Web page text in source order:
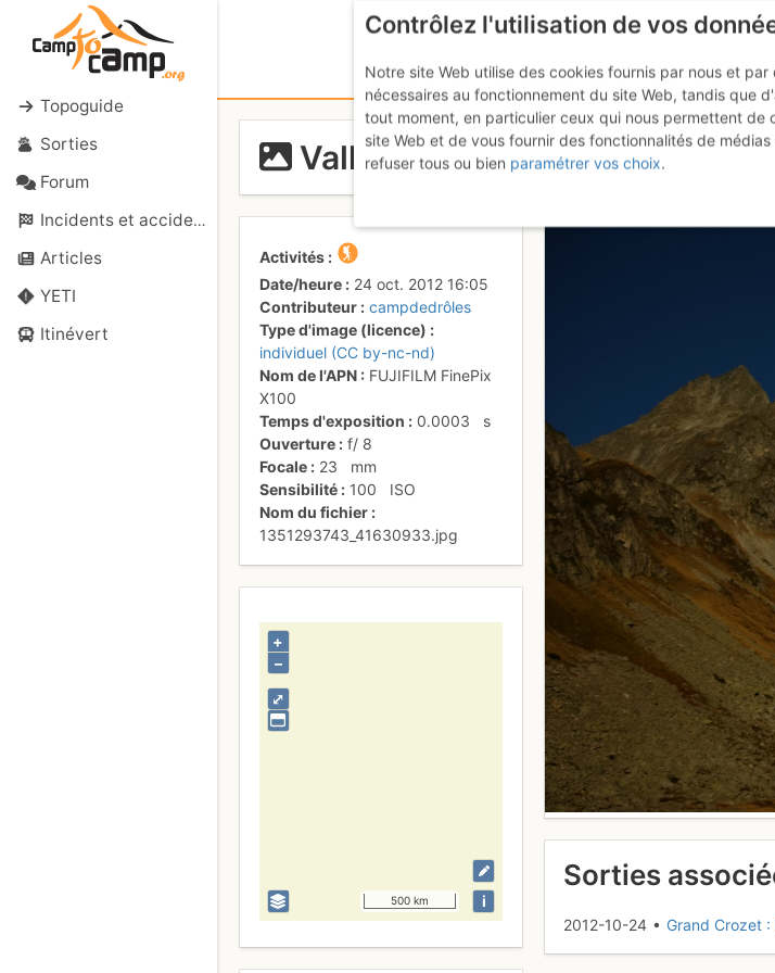
Topoguide
Sorties
Forum
Incidents et accidents
Articles
YETI
Itinévert
Vallon du Crozet
Activités
Date/heure
24 oct. 2012 16:05
Contributeur
campdedrôles
Type d'image (licence)
individuel (CC by-nc-nd)
Nom de l'APN
FUJIFILM FinePix
X100
Temps d'exposition
0.0003
s
Ouverture
f/8
Focale
23
mm
Sensibilité
100
ISO
Nom du fichier
1351293743_41630933.jpg
⤢
+
–
500 km i
Sorties
2012-10-24 • Grand Crozet
Contrôlez l'utilisation de vos
Notre site Web utilise des cookies fournis par nous et
nécessaires au fonctionnement du site Web, tandis que
tout moment, en particulier ceux qui nous permettent de
site Web et de vous fournir des fonctionnalités de
refuser tous ou bien paramétrer vos choix.